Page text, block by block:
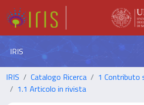
IRIS
IRIS Catalogo Ricerca
1 Contributo
1.1 Articolo in rivista